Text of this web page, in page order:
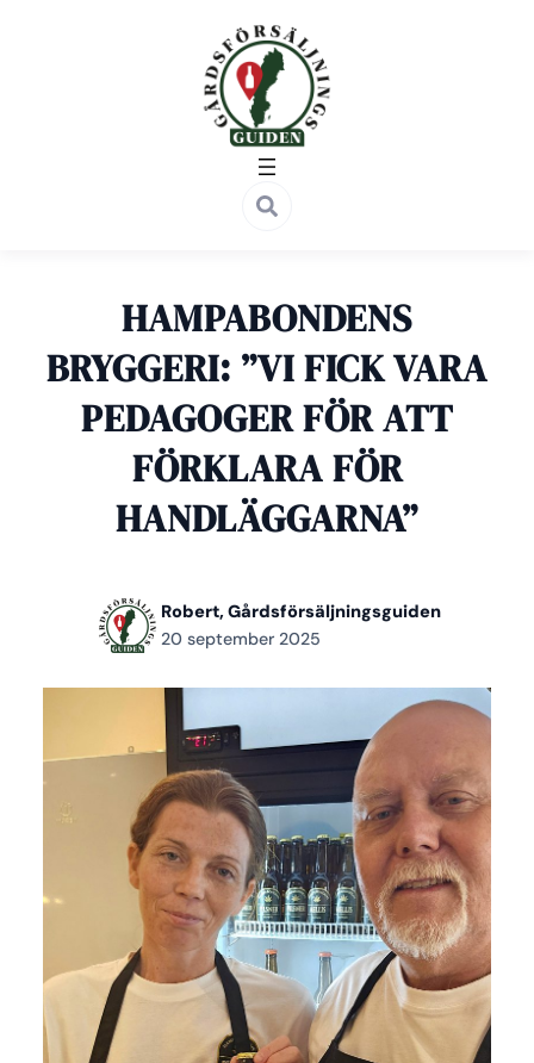
HAMPABONDENS
BRYGGERI: ”VI FICK VARA
PEDAGOGER FÖR ATT
FÖRKLARA FÖR
HANDLÄGGARNA”
Robert, Gårdsförsäljningsguiden
20 september 2025